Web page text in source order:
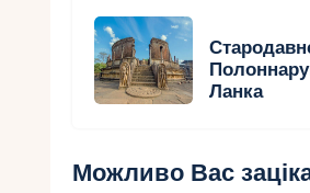
Ланка
Можливо Вас